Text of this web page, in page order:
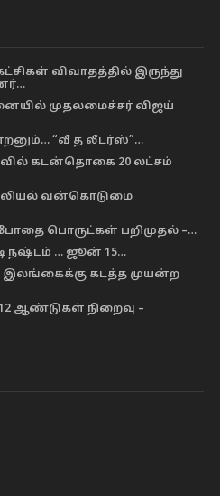
விவாதத்தில் இருந்து
முதலமைச்சர் விஜய்
“வீ த லீடர்ஸ்”…
கடன்தொகை 20 லட்சம்
வன்கொடுமை
போதை பொருட்கள் பறிமுதல் –…
நஷ்டம் … ஜூன் 15…
இலங்கைக்கு கடத்த முயன்ற
ஆண்டுகள் நிறைவு –